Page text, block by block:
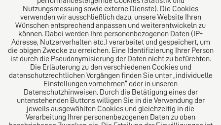
Impressum
Datenschutz
Nutzungsmessung sowie externe Dienste). Die Cookies
verwenden wir ausschließlich dazu, unsere Website Ihren
Wünschen entsprechend anpassen und weiterentwickeln zu
können. Dabei werden Ihre personenbezogenen Daten (IP-
Adresse, Nutzerverhalten etc.) verarbeitet und gespeichert, um
die obigen Zwecke zu erreichen. Eine Identifizierung Ihrer Person
ist durch die Pseudonymisierung der Daten nicht zu befürchten.
Die Erläuterung zu den verschiedenen Cookies und
datenschutzrechtlichen Vorgängen finden Sie unter „individuelle
Einstellungen vornehmen“ oder in unseren
Datenschutzhinweisen. Durch die Betätigung eines der
untenstehenden Buttons willigen Sie in die Verwendung der
jeweils ausgewählten Cookies und gleichzeitig in die
Verarbeitung Ihrer personenbezogenen Daten zu oben